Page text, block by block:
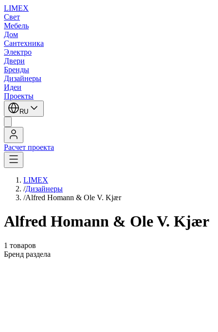
LIMEX
Свет
Мебель
Дом
Сантехника
Электро
Двери
Бренды
Дизайнеры
Идеи
Проекты
RU
Расчет проекта
LIMEX
/Дизайнеры
/Alfred Homann & Ole V. Kjær
Alfred Homann & Ole V. Kjær
1 товаров
Бренд раздела